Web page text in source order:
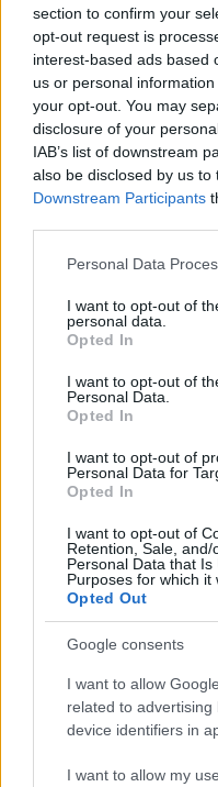
section to confirm your
opt-out request is
interest-based ads based
us or personal
your opt-out. You may
disclosure of your
IAB’s list of downstream
also be disclosed by us to
Downstream Participants
Please note that this
not limited to your visit or
grant or deny consent to
use your data for below
consent section.
Personal Data
I want to opt-out of
personal data.
Opted In
I want to opt-out of
Personal Data.
Opted In
I want to opt-out of
Personal Data for
Opted In
I want to opt-out of
Retention, Sale,
Personal Data that
Purposes for which it
Opted Out
Google consents
I want to allow
related to
device identifiers in
I want to allow my
Continua a